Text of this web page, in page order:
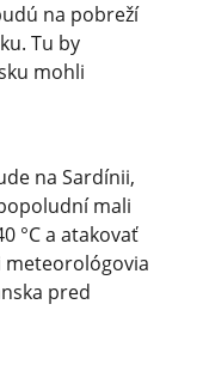
na pobreží
Tu by
mohli
na Sardínii,
mali
°C a atakovať
meteorológovia
pred